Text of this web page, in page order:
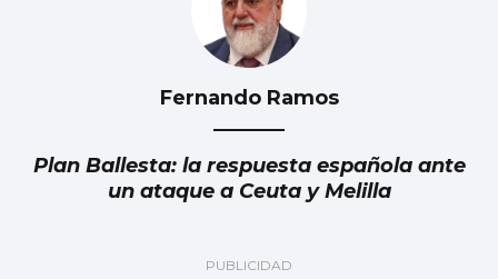
Fernando Ramos
Plan Ballesta: la respuesta española ante
un ataque a Ceuta y Melilla